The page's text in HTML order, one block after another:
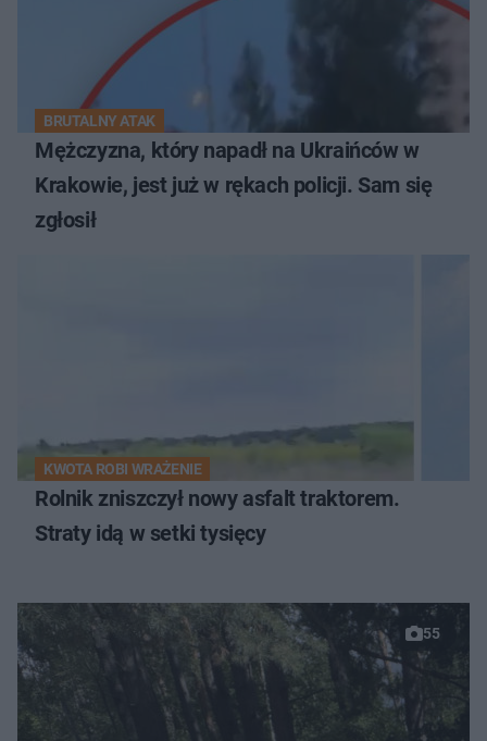
BRUTALNY ATAK
Mężczyzna, który napadł na Ukraińców w
Krakowie, jest już w rękach policji. Sam się
zgłosił
KWOTA ROBI WRAŻENIE
Rolnik zniszczył nowy asfalt traktorem.
Straty idą w setki tysięcy
55